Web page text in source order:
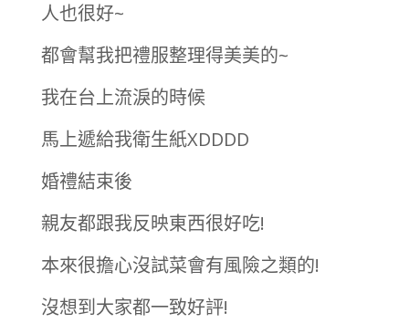
人也很好~
都會幫我把禮服整理得美美的~
我在台上流淚的時候
馬上遞給我衛生紙XDDDD
婚禮結束後
親友都跟我反映東西很好吃!
本來很擔心沒試菜會有風險之類的!
沒想到大家都一致好評!